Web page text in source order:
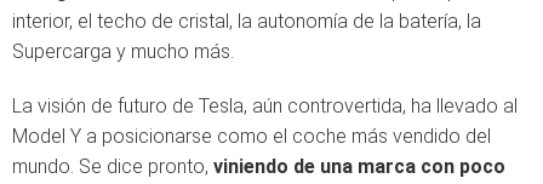
interior, el techo de cristal, la autonomía de la batería, la
Supercarga y mucho más.
La visión de futuro de Tesla, aún controvertida, ha llevado al
Model Y a posicionarse como el coche más vendido del
mundo. Se dice pronto, viniendo de una marca con poco